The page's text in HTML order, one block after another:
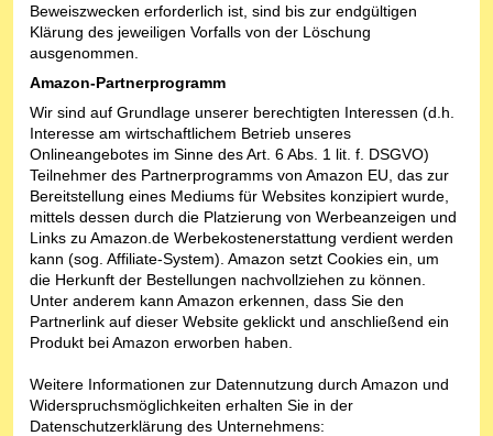
Beweiszwecken erforderlich ist, sind bis zur endgültigen
Klärung des jeweiligen Vorfalls von der Löschung
ausgenommen.
Amazon-Partnerprogramm
Wir sind auf Grundlage unserer berechtigten Interessen (d.h.
Interesse am wirtschaftlichem Betrieb unseres
Onlineangebotes im Sinne des Art. 6 Abs. 1 lit. f. DSGVO)
Teilnehmer des Partnerprogramms von Amazon EU, das zur
Bereitstellung eines Mediums für Websites konzipiert wurde,
mittels dessen durch die Platzierung von Werbeanzeigen und
Links zu Amazon.de Werbekostenerstattung verdient werden
kann (sog. Affiliate-System). Amazon setzt Cookies ein, um
die Herkunft der Bestellungen nachvollziehen zu können.
Unter anderem kann Amazon erkennen, dass Sie den
Partnerlink auf dieser Website geklickt und anschließend ein
Produkt bei Amazon erworben haben.
Weitere Informationen zur Datennutzung durch Amazon und
Widerspruchsmöglichkeiten erhalten Sie in der
Datenschutzerklärung des Unternehmens: